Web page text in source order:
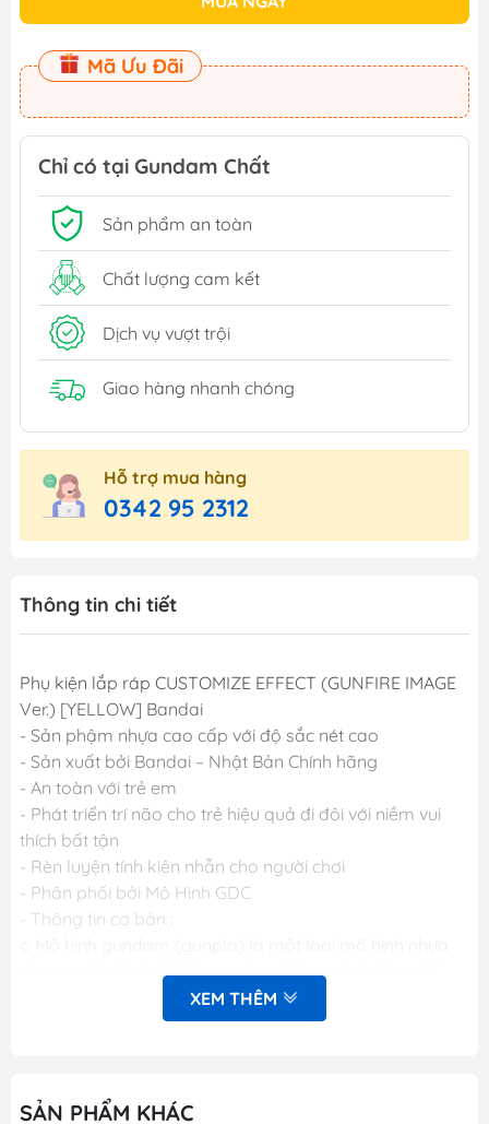
Mã Ưu Đãi
Chỉ có tại Gundam Chất
Sản phẩm an toàn
Chất lượng cam kết
Dịch vụ vượt trội
Giao hàng nhanh chóng
Hỗ trợ mua hàng
0342 95 2312
Thông tin chi tiết
Phụ kiện lắp ráp CUSTOMIZE EFFECT (GUNFIRE IMAGE
Ver.) [YELLOW] Bandai
- Sản phậm nhựa cao cấp với độ sắc nét cao
- Sản xuất bởi Bandai – Nhật Bản Chính hãng
- An toàn với trẻ em
- Phát triển trí não cho trẻ hiệu quả đi đôi với niềm vui
thích bất tận
- Rèn luyện tính kiên nhẫn cho người chơi
- Phân phối bởi Mô Hình GDC
- Thông tin cơ bản :
được gọi là Model kit, bao gồm nhiều mảnh nhựa rời
được gọi là part (bộ phận), khi lắp ráp các part lại với
nhau sẽ được mô hình hoàn chỉnh. Các mảnh nhựa rời
phụ kiện liên quan, một tập sách nhỏ (manual) bên
XEM THÊM
SẢN PHẨM KHÁC